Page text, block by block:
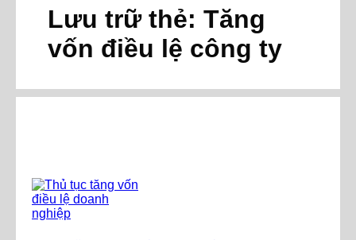
Lưu trữ thẻ: Tăng
vốn điều lệ công ty